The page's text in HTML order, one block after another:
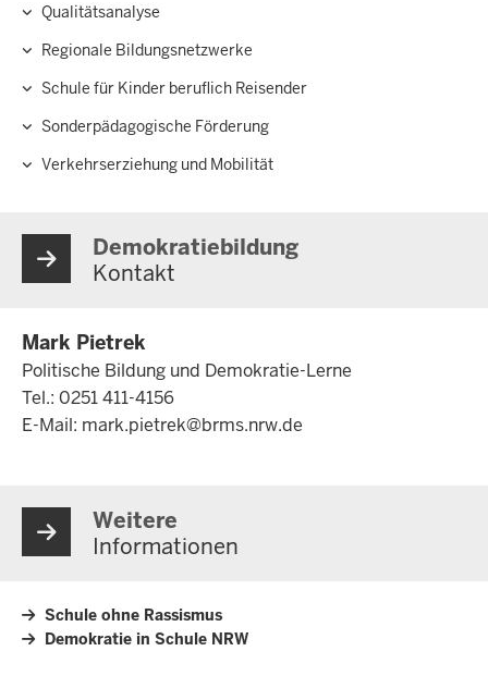
Qualitätsanalyse
Regionale Bildungsnetzwerke
Schule für Kinder beruflich Reisender
Sonderpädagogische Förderung
Verkehrserziehung und Mobilität
Demokratiebildung
Kontakt
Mark Pietrek
Politische Bildung und Demokratie-Lerne
Tel.: 0251 411-4156
E-Mail: mark.pietrek@brms.nrw.de
Weitere
Informationen
Schule ohne Rassismus
Demokratie in Schule NRW